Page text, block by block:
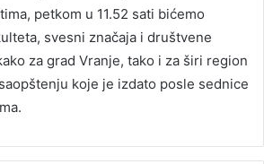
petkom u 11.52 sati bićemo
svesni značaja i društvene
za grad Vranje, tako i za širi region
koje je izdato posle sednice